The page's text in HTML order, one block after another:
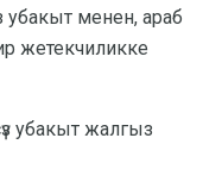
убакыт менен, араб
жетекчиликке
убакыт жалгыз